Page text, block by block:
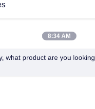
8:34 AM
what product are you looking